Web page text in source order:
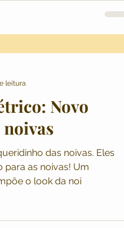
Novo
das noivas. Eles
para as noivas! Um
o look da noi
leitura